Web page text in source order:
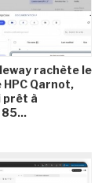
rachète le
Qarnot,
prêt à